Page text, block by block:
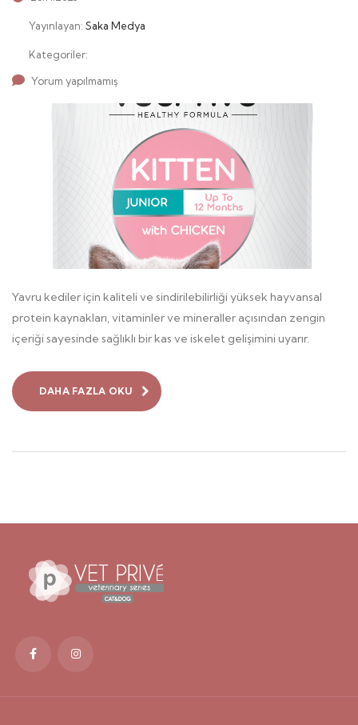
Yayınlayan: Saka Medya
Kategoriler:
Yorum yapılmamış
Yavru kediler için kaliteli ve sindirilebilirliği yüksek hayvansal
protein kaynakları, vitaminler ve mineraller açısından zengin
içeriği sayesinde sağlıklı bir kas ve iskelet gelişimini uyarır.
DAHA FAZLA OKU